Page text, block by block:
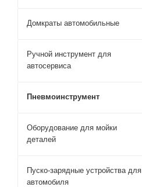
Домкраты автомобильные
Ручной инструмент для
автосервиса
Пневмоинструмент
Оборудование для мойки
деталей
Пуско-зарядные устройства для
автомобиля